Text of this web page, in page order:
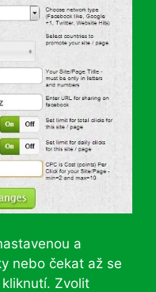
a
nebo čekat až se
Zvolit